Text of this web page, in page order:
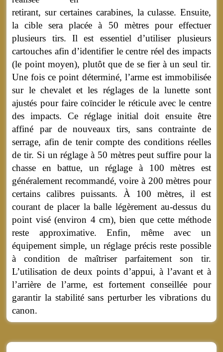
retirant, sur certaines carabines, la culasse. Ensuite,
la cible sera placée à 50 mètres pour effectuer
plusieurs tirs. Il est essentiel d’utiliser plusieurs
cartouches afin d’identifier le centre réel des impacts
(le point moyen), plutôt que de se fier à un seul tir.
Une fois ce point déterminé, l’arme est immobilisée
sur le chevalet et les réglages de la lunette sont
ajustés pour faire coïncider le réticule avec le centre
des impacts. Ce réglage initial doit ensuite être
affiné par de nouveaux tirs, sans contrainte de
serrage, afin de tenir compte des conditions réelles
de tir. Si un réglage à 50 mètres peut suffire pour la
chasse en battue, un réglage à 100 mètres est
généralement recommandé, voire à 200 mètres pour
certains calibres puissants. À 100 mètres, il est
courant de placer la balle légèrement au-dessus du
point visé (environ 4 cm), bien que cette méthode
reste approximative. Enfin, même avec un
équipement simple, un réglage précis reste possible
à condition de maîtriser parfaitement son tir.
L’utilisation de deux points d’appui, à l’avant et à
l’arrière de l’arme, est fortement conseillée pour
garantir la stabilité sans perturber les vibrations du
canon.